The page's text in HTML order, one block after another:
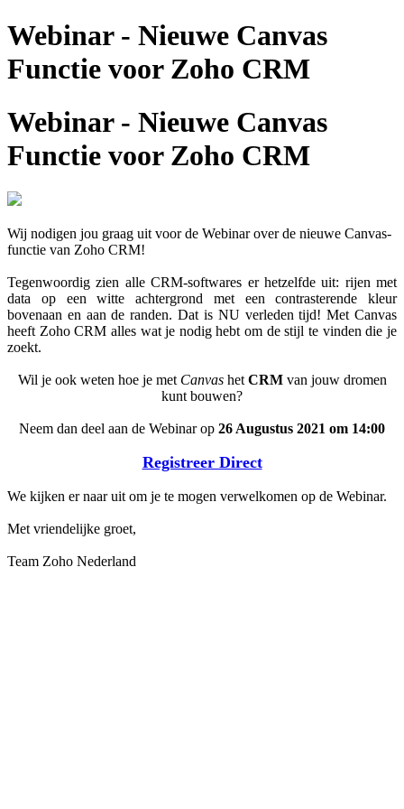
Webinar - Nieuwe Canvas
Functie voor Zoho CRM
Webinar - Nieuwe Canvas
Functie voor Zoho CRM
Wij nodigen jou graag uit voor de Webinar over de nieuwe Canvas-
functie van Zoho CRM!
Tegenwoordig zien alle CRM-softwares er hetzelfde uit: rijen met
data op een witte achtergrond met een contrasterende kleur
bovenaan en aan de randen. Dat is NU verleden tijd! Met Canvas
heeft Zoho CRM alles wat je nodig hebt om de stijl te vinden die je
zoekt.
Wil je ook weten hoe je met Canvashet CRMvan jouw dromen
kunt bouwen?
Neem dan deel aan de Webinar op 26 Augustus 2021 om 14:00
Registreer Direct
We kijken er naar uit om je te mogen verwelkomen op de Webinar.
Met vriendelijke groet,
Team Zoho Nederland